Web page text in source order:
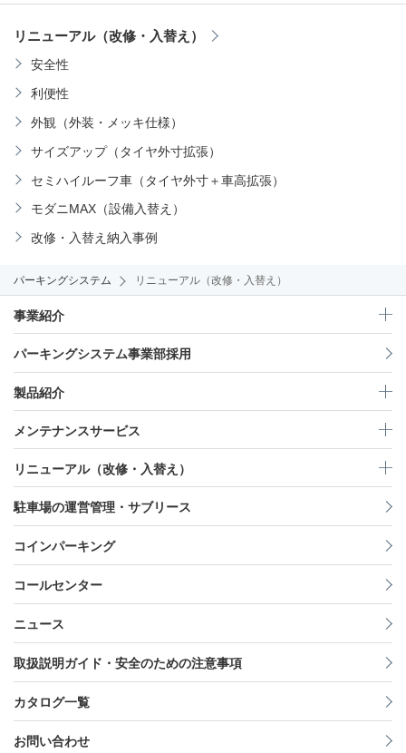
リニューアル（改修・入替え）
安全性
利便性
外観（外装・メッキ仕様）
サイズアップ（タイヤ外寸拡張）
セミハイルーフ車（タイヤ外寸＋車高拡張）
モダニMAX（設備入替え）
改修・入替え納入事例
パーキングシステム リニューアル（改修・入替え）
事業紹介
パーキングシステム事業部採用
製品紹介
メンテナンスサービス
リニューアル（改修・入替え）
駐車場の運営管理・サブリース
コインパーキング
コールセンター
ニュース
取扱説明ガイド・安全のための注意事項
カタログ一覧
お問い合わせ